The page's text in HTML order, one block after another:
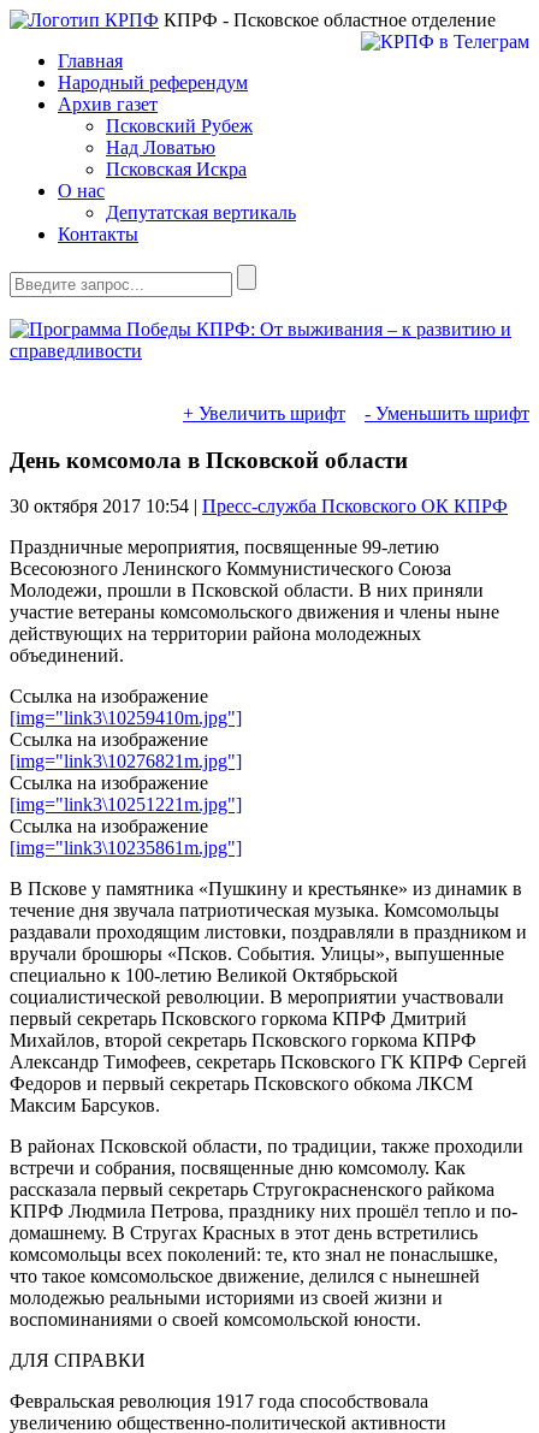
КПРФ - Псковское областное отделение
Главная
Народный референдум
Архив газет
Псковский Рубеж
Над Ловатью
Псковская Искра
О нас
Депутатская вертикаль
Контакты
+ Увеличить шрифт - Уменьшить шрифт
День комсомола в Псковской области
30 октября 2017 10:54 | Пресс-служба Псковского ОК КПРФ
Праздничные мероприятия, посвященные 99-летию
Всесоюзного Ленинского Коммунистического Союза
Молодежи, прошли в Псковской области. В них приняли
участие ветераны комсомольского движения и члены ныне
действующих на территории района молодежных
объединений.
Ссылка на изображение
[img="link3\10259410m.jpg"]
Ссылка на изображение
[img="link3\10276821m.jpg"]
Ссылка на изображение
[img="link3\10251221m.jpg"]
Ссылка на изображение
[img="link3\10235861m.jpg"]
В Пскове у памятника «Пушкину и крестьянке» из динамик в
течение дня звучала патриотическая музыка. Комсомольцы
раздавали проходящим листовки, поздравляли в праздником и
вручали брошюры «Псков. События. Улицы», выпушенные
специально к 100-летию Великой Октябрьской
социалистической революции. В мероприятии участвовали
первый секретарь Псковского горкома КПРФ Дмитрий
Михайлов, второй секретарь Псковского горкома КПРФ
Александр Тимофеев, секретарь Псковского ГК КПРФ Сергей
Федоров и первый секретарь Псковского обкома ЛКСМ
Максим Барсуков.
В районах Псковской области, по традиции, также проходили
встречи и собрания, посвященные дню комсомолу. Как
рассказала первый секретарь Стругокрасненского райкома
КПРФ Людмила Петрова, празднику них прошёл тепло и по-
домашнему. В Стругах Красных в этот день встретились
комсомольцы всех поколений: те, кто знал не понаслышке,
что такое комсомольское движение, делился с нынешней
молодежью реальными историями из своей жизни и
воспоминаниями о своей комсомольской юности.
ДЛЯ СПРАВКИ
Февральская революция 1917 года способствовала
увеличению общественно-политической активности